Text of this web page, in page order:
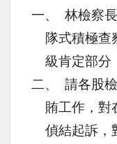
一、
林檢察
隊式積極查
級肯定部分
二、
請各股
賄工作，對
偵結起訴，